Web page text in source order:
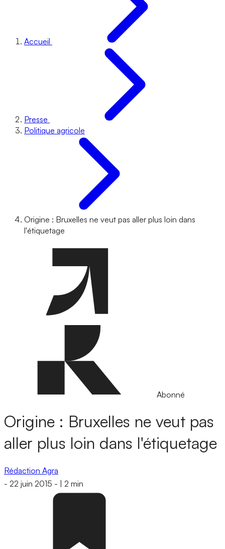
Accueil
Presse
Politique agricole
Origine : Bruxelles ne veut pas aller plus loin dans
l'étiquetage
Abonné
Origine : Bruxelles ne veut pas
aller plus loin dans l'étiquetage
Rédaction Agra
- 22 juin 2015 - 2 min